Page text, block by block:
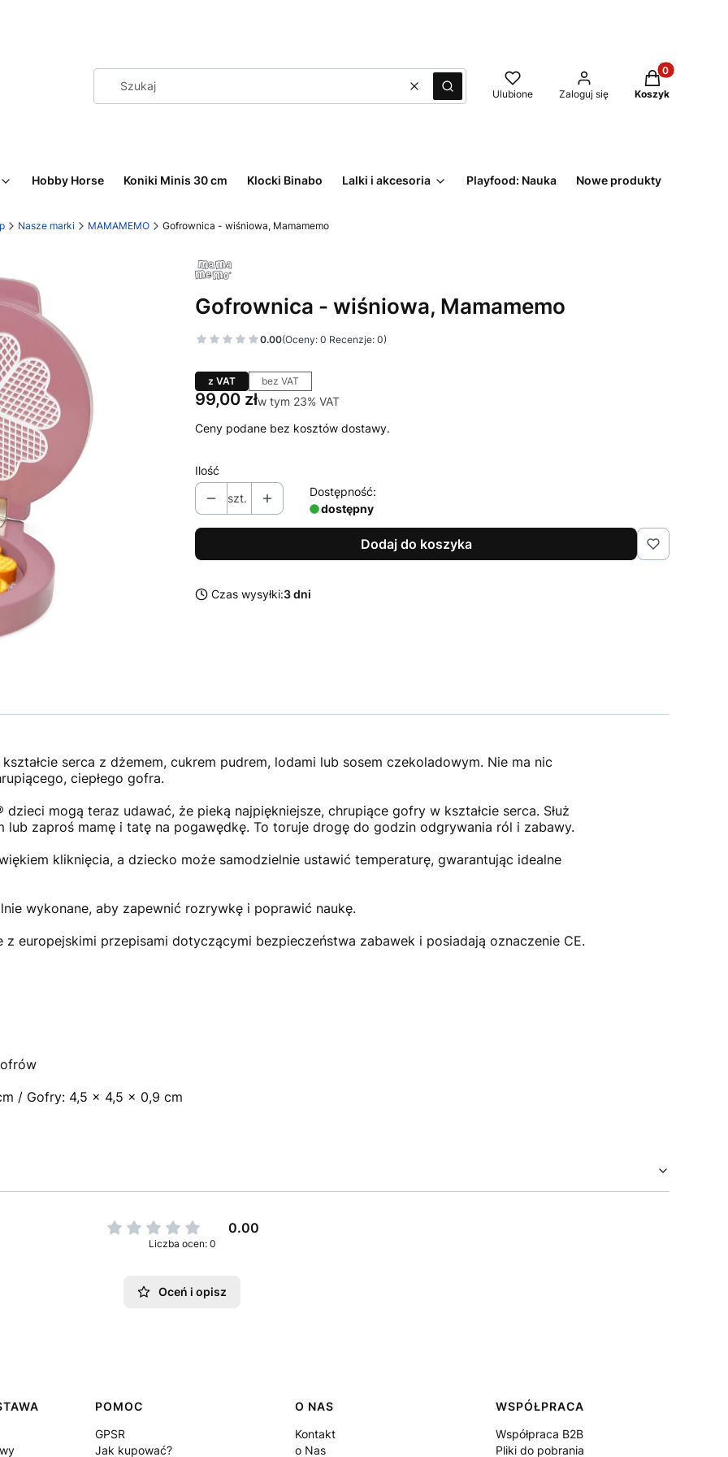
WyczyśćSzukaj Ulubione Zaloguj się
Produkty w
Koszyk
Hobby Horse Koniki Minis 30 cm Klocki Binabo Lalki i akcesoria Playfood: Nauka Nowe produkty
Nasze marki MAMAMEMO Gofrownica - wiśniowa, Mamamemo
Gofrownica - wiśniowa, Mamamemo
0.00(Oceny: 0 Recenzje: 0)
z VAT bez VAT
Cena
99,00 złw tym 23% VAT
w tym 23% VAT
Ceny podane bez kosztów dostawy.
Ilość
szt.
Dostępność:
dostępny
Dodaj do koszyka
Czas wysyłki:3 dni
serca z dżemem, cukrem pudrem, lodami lub sosem czekoladowym. Nie ma nic
ciepłego gofra.
mogą teraz udawać, że pieką najpiękniejsze, chrupiące gofry w kształcie serca. Służ
lub zaproś mamę i tatę na pogawędkę. To toruje drogę do godzin odgrywania ról i zabawy.
kliknięcia, a dziecko może samodzielnie ustawić temperaturę, gwarantując idealne
wykonane, aby zapewnić rozrywkę i poprawić naukę.
z europejskimi przepisami dotyczącymi bezpieczeństwa zabawek i posiadają oznaczenie CE.
/ Gofry: 4,5 x 4,5 x 0,9 cm
0.00
Liczba ocen: 0
Oceń i opisz
POMOC
GPSR
Jak kupować?
O NAS
Kontakt
o Nas
WSPÓŁPRACA
Współpraca B2B
Pliki do pobrania